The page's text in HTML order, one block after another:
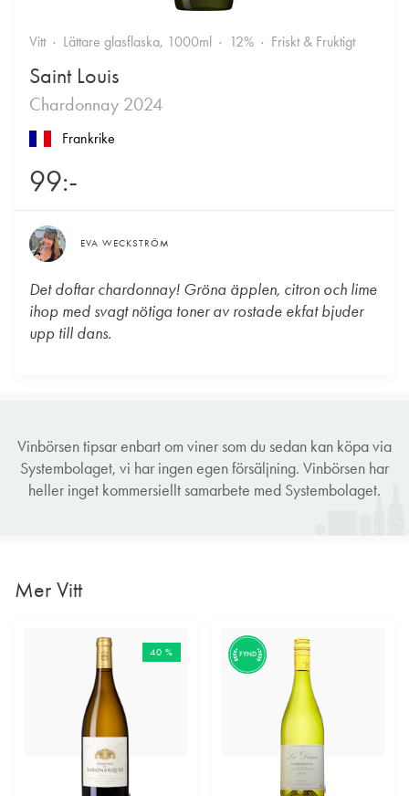
Vitt Lättare glasflaska, 1000ml 12% Friskt & Fruktigt
Saint Louis
Chardonnay 2024
Frankrike
99:-
EVA WECKSTRÖM
Det doftar chardonnay! Gröna äpplen, citron och lime
ihop med svagt nötiga toner av rostade ekfat bjuder
upp till dans.
Vinbörsen tipsar enbart om viner som du sedan kan köpa via
Systembolaget, vi har ingen egen försäljning. Vinbörsen har
heller inget kommersiellt samarbete med Systembolaget.
Mer Vitt
40 % FYND